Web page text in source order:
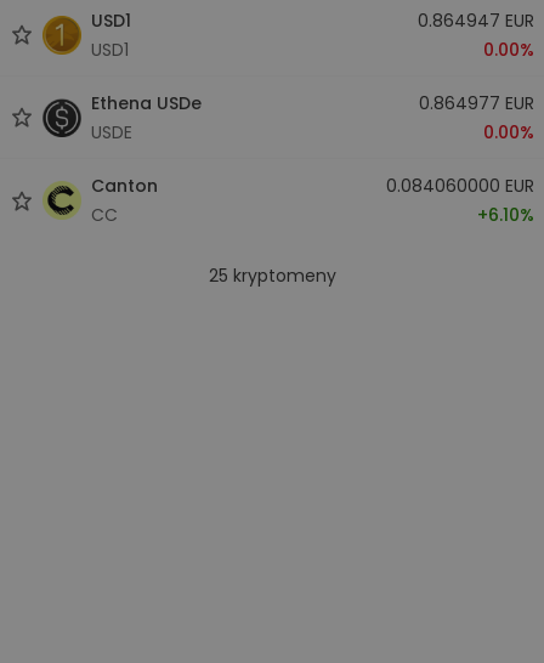
USD1
USD1
0.864947 EUR
0.00%
Ethena USDe
USDE
0.864977 EUR
0.00%
Canton
CC
0.084060000 EUR
+6.10%
25 kryptomeny